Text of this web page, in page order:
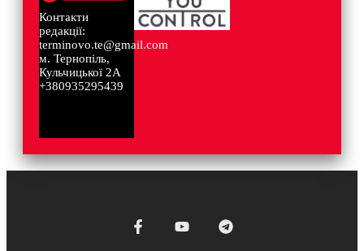
Контакти
редакції:
terminovo.te@gmail.com
м. Тернопіль,
Кульчицької 2А
+380935295439